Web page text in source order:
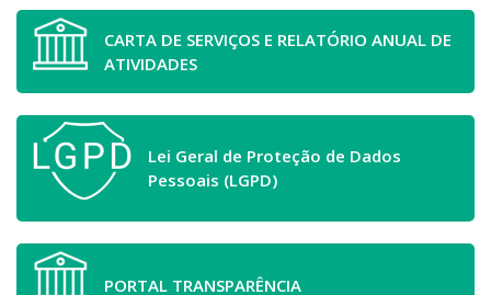
CARTA DE SERVIÇOS E RELATÓRIO ANUAL DE
ATIVIDADES
Lei Geral de Proteção de Dados
Pessoais (LGPD)
PORTAL TRANSPARÊNCIA